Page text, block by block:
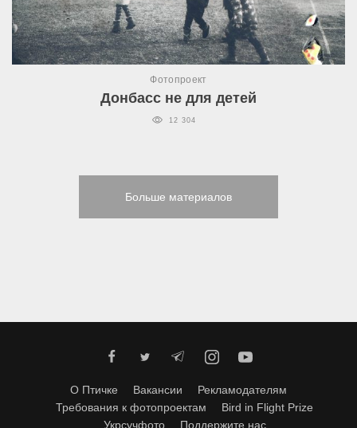
Фотопроект
Донбасс не для детей
12 304
Больше материалов
О Птичке Вакансии
Рекламодателям
Требования к фотопроектам
Bird in Flight Prize
Укрсучфото
Поддержите нас